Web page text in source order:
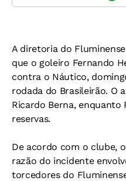
A diretoria do
que o goleiro Fernando
contra o Náutico,
rodada do Brasileirão. O
Ricardo Berna, enquanto
reservas.
De acordo com o clube,
razão do incidente
torcedores do